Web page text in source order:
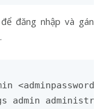
đăng nhập và gán
<adminpassword>
admin